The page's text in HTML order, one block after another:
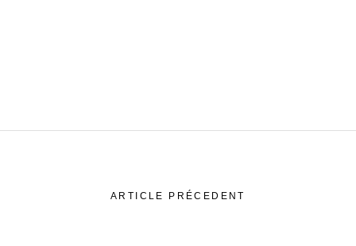
ARTICLE PRÉCEDENT